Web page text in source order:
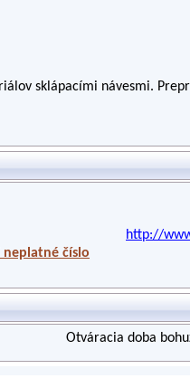
sklápacími návesmi.
neplatné číslo
http://
Otváracia doba